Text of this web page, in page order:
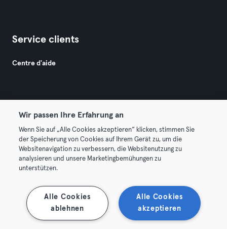
Service clients
Centre d'aide
© 2026 Urban Sports Group GmbH. All rights reserved.
Conditions générales Politique de confidentialité
Mentions légales
Se rétracter ici
Wir passen Ihre Erfahrung an
Wenn Sie auf „Alle Cookies akzeptieren“ klicken, stimmen Sie
der Speicherung von Cookies auf Ihrem Gerät zu, um die
Websitenavigation zu verbessern, die Websitenutzung zu
analysieren und unsere Marketingbemühungen zu
unterstützen.
Alle Cookies
akzeptieren
Alle Cookies
ablehnen